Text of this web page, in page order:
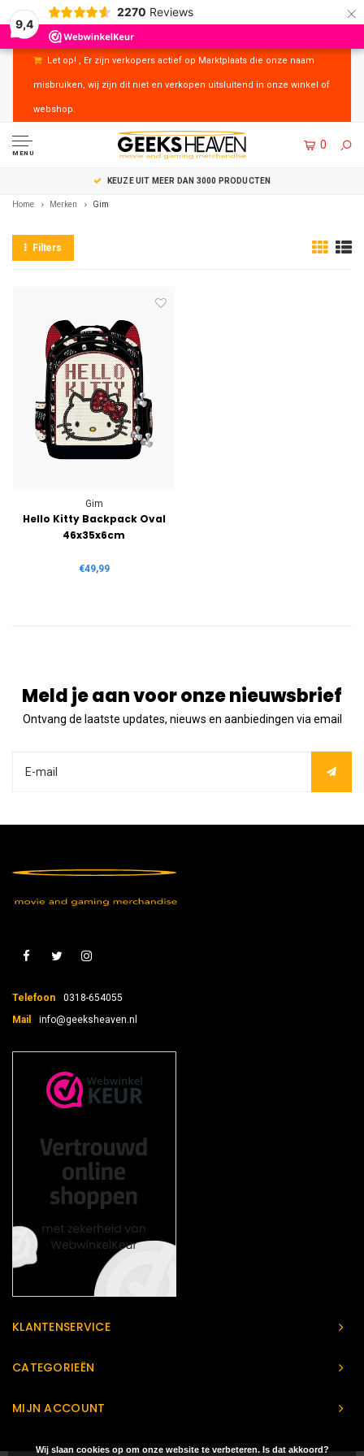
9,4
2270 Reviews ×
Let op! , Er zijn verkopers actief op Marktplaats die onze naam
misbruiken, wij zijn dit niet en verkopen uitsluitend in onze winkel of
webshop.
MENU
0
KEUZE UIT MEER DAN 3000 PRODUCTEN
Home Merken Gim
Filters
Gim
Hello Kitty Backpack Oval
46x35x6cm
€49,99
Meld je aan voor onze nieuwsbrief
Ontvang de laatste updates, nieuws en aanbiedingen via email
Telefoon
0318-654055
Mail
info@geeksheaven.nl
KLANTENSERVICE
CATEGORIEËN
MIJN ACCOUNT
Wij slaan cookies op om onze website te verbeteren. Is dat akkoord?